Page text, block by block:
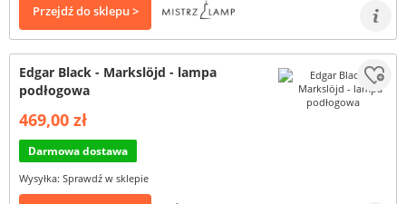
Przejdź do sklepu >
Edgar Black - Markslöjd - lampa
podłogowa
469,00 zł
Darmowa dostawa
Wysyłka: Sprawdź w sklepie